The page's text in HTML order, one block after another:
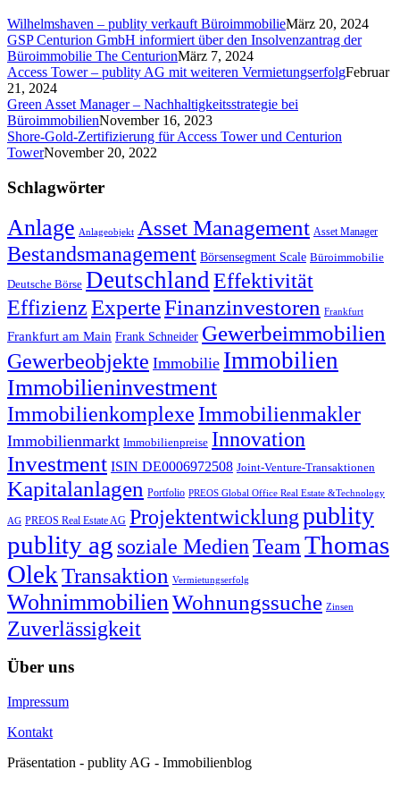
Wilhelmshaven – publity verkauft BüroimmobilieMärz 20, 2024
GSP Centurion GmbH informiert über den Insolvenzantrag der
Büroimmobilie The CenturionMärz 7, 2024
Access Tower – publity AG mit weiteren VermietungserfolgFebruar
21, 2024
Green Asset Manager – Nachhaltigkeitsstrategie bei
BüroimmobilienNovember 16, 2023
Shore-Gold-Zertifizierung für Access Tower und Centurion
TowerNovember 20, 2022
Schlagwörter
Anlage Anlageobjekt Asset Management Asset Manager
Bestandsmanagement Börsensegment Scale Büroimmobilie
Deutsche Börse Deutschland Effektivität
EffizienzExperteFinanzinvestoren Frankfurt
Frankfurt am Main Frank Schneider Gewerbeimmobilien
Gewerbeobjekte Immobilie Immobilien
Immobilieninvestment
Immobilienkomplexe Immobilienmakler
Immobilienmarkt Immobilienpreise Innovation
Investment ISIN DE0006972508 Joint-Venture-Transaktionen
Kapitalanlagen Portfolio PREOS Global Office Real Estate &Technology
AG PREOS Real Estate AG Projektentwicklungpublity
publity ag soziale MedienTeam Thomas
OlekTransaktion Vermietungserfolg
WohnimmobilienWohnungssuche Zinsen
Zuverlässigkeit
Über uns
Impressum
Kontakt
Präsentation - publity AG - Immobilienblog